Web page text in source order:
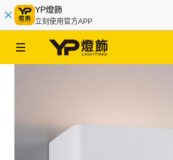
YP燈飾
立刻使用官方APP